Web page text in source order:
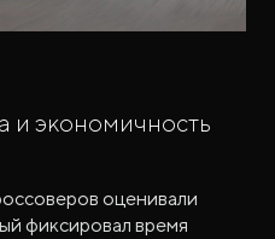
и экономичность
оценивали
фиксировал время